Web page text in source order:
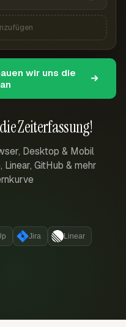
Zeiterfassung!
Desktop & Mobil
Linear, GitHub & mehr
Jira Linear
wir uns die